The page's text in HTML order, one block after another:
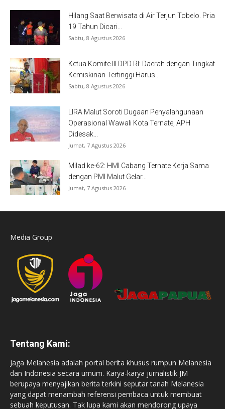
Hilang Saat Berwisata di Air Terjun Tobelo. Pria
19 Tahun Dicari...
Sabtu, 8 Agustus 2026
Ketua Komite III DPD RI: Daerah dengan Tingkat
Kemiskinan Tertinggi Harus...
Sabtu, 8 Agustus 2026
LIRA Malut Soroti Dugaan Penyalahgunaan
Operasional Wawali Kota Ternate, APH
Didesak...
Jumat, 7 Agustus 2026
Milad ke-62: HMI Cabang Ternate Kerja Sama
dengan PMI Malut Gelar...
Jumat, 7 Agustus 2026
Media Group
Tentang Kami:
Jaga Melanesia adalah portal berita khusus rumpun Melanesia
dan Indonesia secara umum. Karya-karya jurnalistik JM
berupaya menyajikan berita terkini seputar tanah Melanesia
yang dapat menambah referensi pembaca untuk membuat
sebuah keputusan. Tak lupa kami akan mendorong upaya